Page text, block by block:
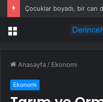
Çocuklar boyadı, bir can
Menü
Anasayfa / Ekonomi
Ekonomi